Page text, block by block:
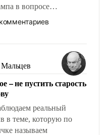
в вопросе
вооружений
нанимателям. Вероятно,
Киев, пришла в
мысль: хорошо бы
что
вступила в
противостояние
– не пустить старость
реальный
в теме, которую по
называем